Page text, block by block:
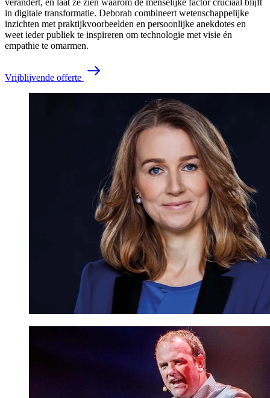
verandert, en laat ze zien waarom de menselijke factor cruciaal blijft
in digitale transformatie. Deborah combineert wetenschappelijke
inzichten met praktijkvoorbeelden en persoonlijke anekdotes en
weet ieder publiek te inspireren om technologie met visie én
empathie te omarmen.
Vrijblijvende offerte